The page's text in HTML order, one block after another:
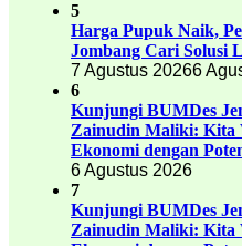
5
Harga Pupuk Naik,
Jombang Cari Solusi
7 Agustus 20266
6
Kunjungi BUMDes
Zainudin Maliki: Kita
Ekonomi dengan
6 Agustus 2026
7
Kunjungi BUMDes
Zainudin Maliki: Kita